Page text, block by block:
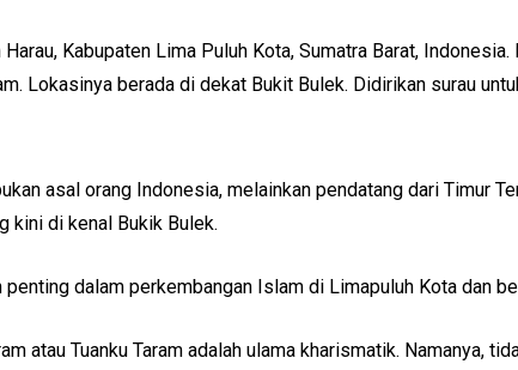
Kabupaten Lima Puluh Kota, Sumatra Barat,
Lokasinya berada di dekat Bukit Bulek. Didirikan surau
asal orang Indonesia, melainkan pendatang dari Timur
kini di kenal Bukik Bulek.
dalam perkembangan Islam di Limapuluh Kota dan
atau Tuanku Taram adalah ulama kharismatik. Namanya,